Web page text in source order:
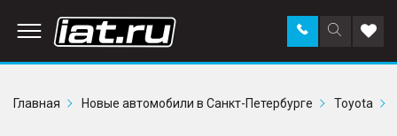
Поиск
по
Заказать
звонок в
Главная
Новые автомобили в Санкт-Петербурге Toyota